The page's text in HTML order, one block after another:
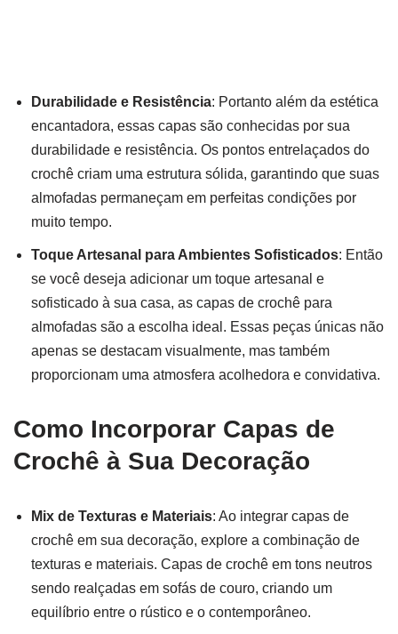
Durabilidade e Resistência: Portanto além da estética
encantadora, essas capas são conhecidas por sua
durabilidade e resistência. Os pontos entrelaçados do
crochê criam uma estrutura sólida, garantindo que suas
almofadas permaneçam em perfeitas condições por
muito tempo.
Toque Artesanal para Ambientes Sofisticados: Então
se você deseja adicionar um toque artesanal e
sofisticado à sua casa, as capas de crochê para
almofadas são a escolha ideal. Essas peças únicas não
apenas se destacam visualmente, mas também
proporcionam uma atmosfera acolhedora e convidativa.
Como Incorporar Capas de
Crochê à Sua Decoração
Mix de Texturas e Materiais: Ao integrar capas de
crochê em sua decoração, explore a combinação de
texturas e materiais. Capas de crochê em tons neutros
sendo realçadas em sofás de couro, criando um
equilíbrio entre o rústico e o contemporâneo.